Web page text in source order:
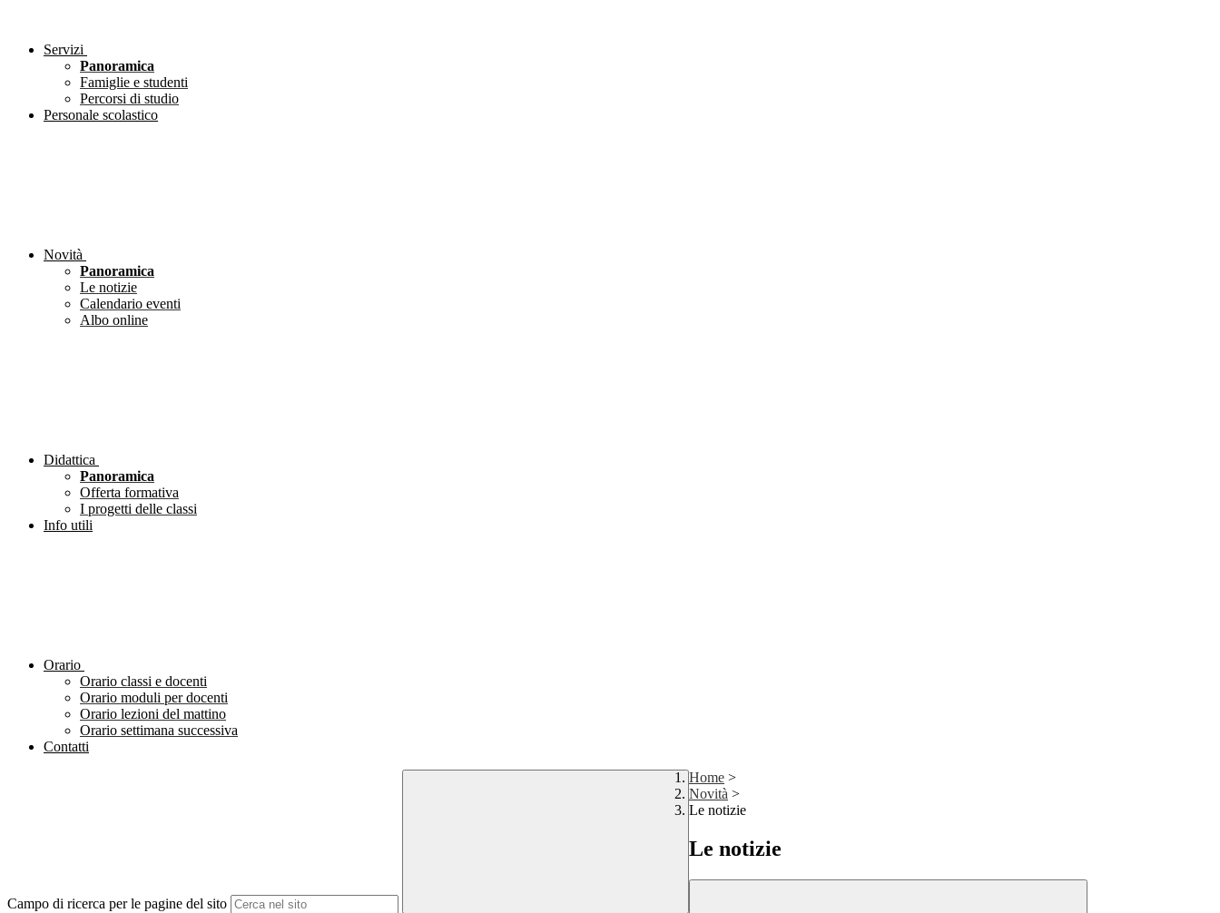
Servizi
Panoramica
Famiglie e studenti
Percorsi di studio
Personale scolastico
Novità
Panoramica
Le notizie
Calendario eventi
Albo online
Didattica
Panoramica
Offerta formativa
I progetti delle classi
Info utili
Orario
Orario classi e docenti
Orario moduli per docenti
Orario lezioni del mattino
Orario settimana successiva
Contatti
Campo di ricerca per le pagine del sito
Home >
Novità >
Le notizie
Le notizie